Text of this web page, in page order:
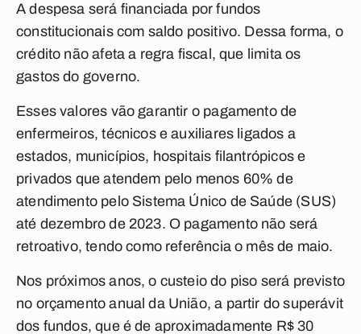
A despesa será financiada por fundos
constitucionais com saldo positivo. Dessa forma, o
crédito não afeta a regra fiscal, que limita os
gastos do governo.
Esses valores vão garantir o pagamento de
enfermeiros, técnicos e auxiliares ligados a
estados, municípios, hospitais filantrópicos e
privados que atendem pelo menos 60% de
atendimento pelo Sistema Único de Saúde (SUS)
até dezembro de 2023. O pagamento não será
retroativo, tendo como referência o mês de maio.
Nos próximos anos, o custeio do piso será previsto
no orçamento anual da União, a partir do superávit
dos fundos, que é de aproximadamente R$ 30